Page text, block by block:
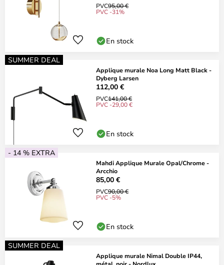
PVC95,00 €
PVC -31%
En stock
SUMMER DEAL
Applique murale Noa Long Matt Black -
Dyberg Larsen
112,00 €
PVC141,00 €
PVC -29,00 €
En stock
- 14 % EXTRA
Mahdi Applique Murale Opal/Chrome -
Arcchio
85,00 €
PVC90,00 €
PVC -5%
En stock
SUMMER DEAL
Applique murale Nimal Double IP44,